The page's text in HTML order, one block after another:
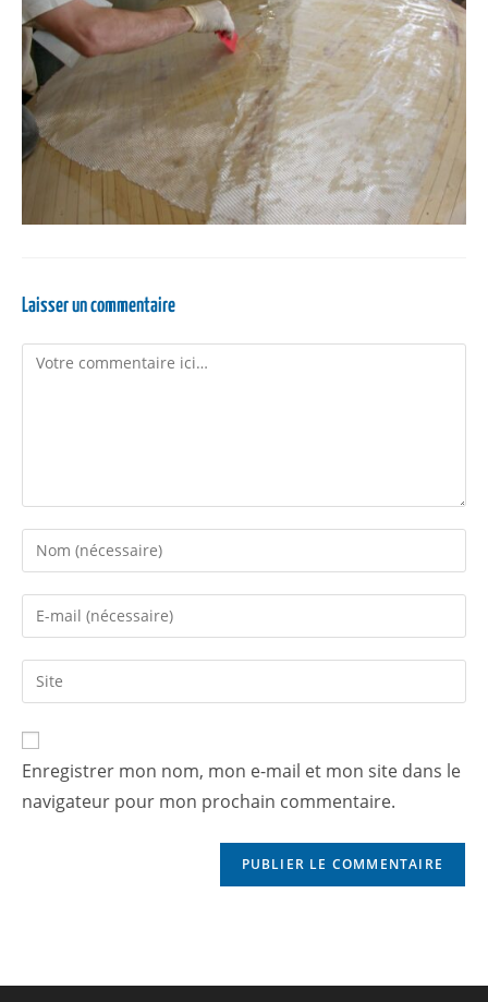
Laisser un commentaire
Enregistrer mon nom, mon e-mail et mon site dans le
navigateur pour mon prochain commentaire.